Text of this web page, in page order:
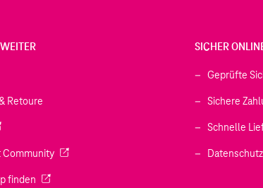
Retoure
in einem neuen Tab geöffnet)
Community(Wird in einem neuen Tab geöffnet)
finden (Wird in einem neuen Tab geöffnet)
SICHER
Geprüfte
Sichere
Schnelle